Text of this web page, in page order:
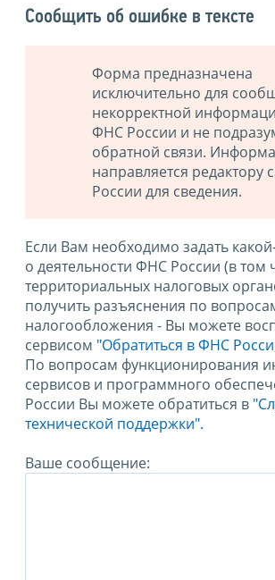
Сообщить об ошибке в тексте
Форма предназначена
исключительно для
некорректной
ФНС России и не
обратной связи.
направляется редактору
России для сведения.
Если Вам необходимо задать
о деятельности ФНС России (в том
территориальных налоговых
получить разъяснения по
налогообложения - Вы можете
сервисом "Обратиться в ФНС
По вопросам функционирования
сервисов и программного
России Вы можете обратиться в
технической поддержки".
Ваше сообщение: